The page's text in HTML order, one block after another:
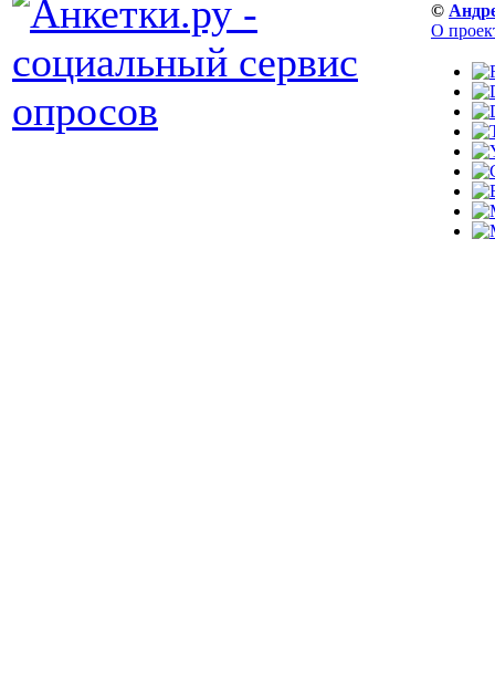
©
О